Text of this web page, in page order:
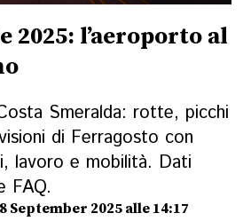
2025: l’aeroporto al
Smeralda: rotte, picchi
di Ferragosto con
lavoro e mobilità. Dati
FAQ.
September 2025 alle 14:17